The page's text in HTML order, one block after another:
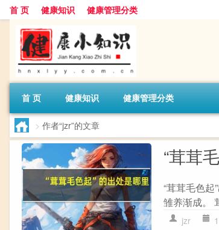
首 页 健康知识 健康管理分类
首 页 健康知识 健康管理分类
> 作者“jzr”的文章
“茸茸
“茸茸毛色
雏养渐成。
jzr